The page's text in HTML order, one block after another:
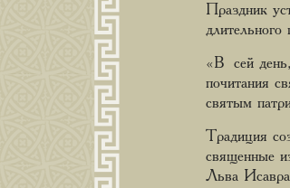
Праздник
длительного
«В сей
почитания
святым
Традиция
священные
Льва Исавра